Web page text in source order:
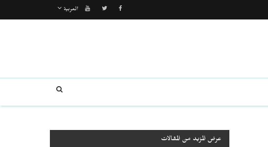
العربية
عرض المزيد من المقالات